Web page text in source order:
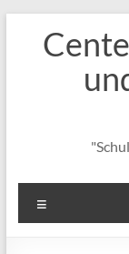
springen